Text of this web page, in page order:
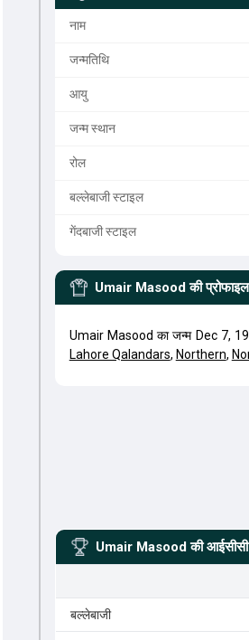
नाम
जन्मतिथि
आयु
जन्म स्थान
रोल
बल्लेबाजी स्टाइल
गेंदबाजी स्टाइल
Umair Masood की प्रोफाइल
Umair Masood का जन्म Dec 7,
Lahore Qalandars, Northern,
Umair Masood की
बल्लेबाजी